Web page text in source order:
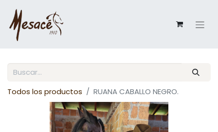
Todos los productos RUANA CABALLO NEGRO.